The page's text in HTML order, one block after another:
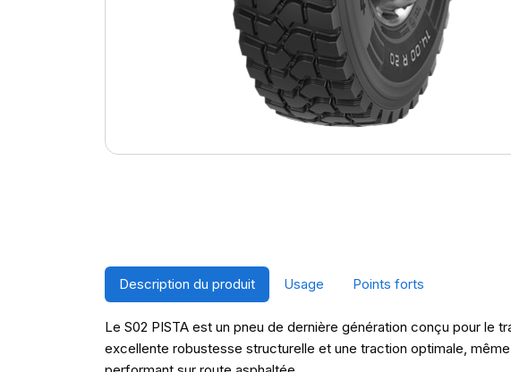
Description du produit Usage Points forts
Le S02 PISTA est un pneu de dernière génération conçu pour
excellente robustesse structurelle et une traction optimale,